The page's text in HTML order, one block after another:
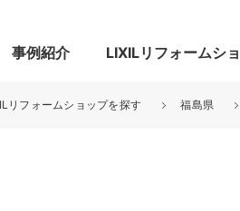
事例紹介 LIXILリフォームシ
リフォームショップを探す 福島県